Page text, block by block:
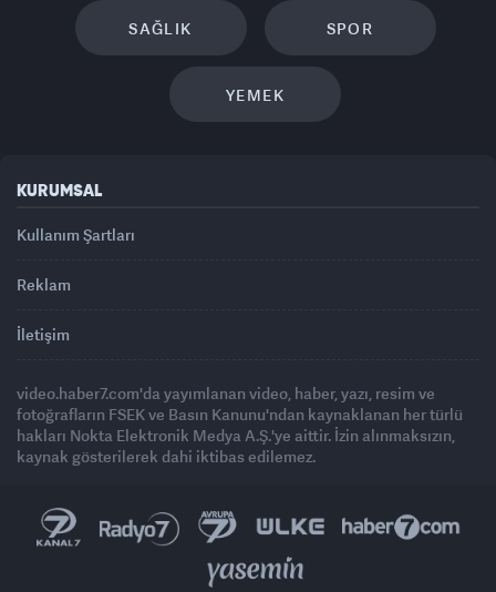
SAĞLIK SPOR
YEMEK
KURUMSAL
Kullanım Şartları
Reklam
İletişim
video.haber7.com'da yayımlanan video, haber, yazı, resim ve
fotoğrafların FSEK ve Basın Kanunu'ndan kaynaklanan her türlü
hakları Nokta Elektronik Medya A.Ş.'ye aittir. İzin alınmaksızın,
kaynak gösterilerek dahi iktibas edilemez.